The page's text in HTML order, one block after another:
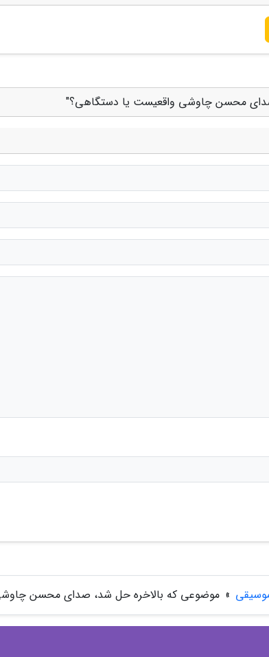
صدای محسن چاوشی واقعیست یا دستگاهی؟"
» موضوعی که بالاخره حل شد، صدای محسن